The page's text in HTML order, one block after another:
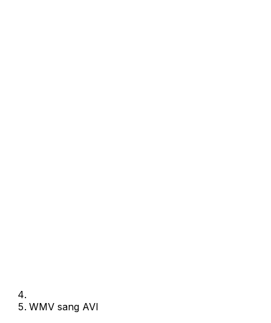
WMV sang AVI